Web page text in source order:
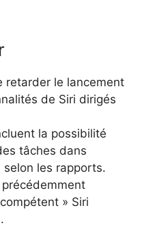
retarder le lancement
de Siri dirigés
la possibilité
tâches dans
selon les rapports.
précédemment
» Siri